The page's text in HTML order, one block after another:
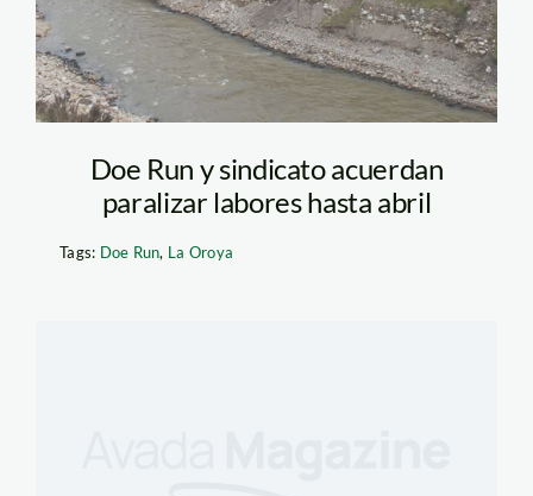
Doe Run y sindicato acuerdan
paralizar labores hasta abril
Tags: Doe Run, La Oroya